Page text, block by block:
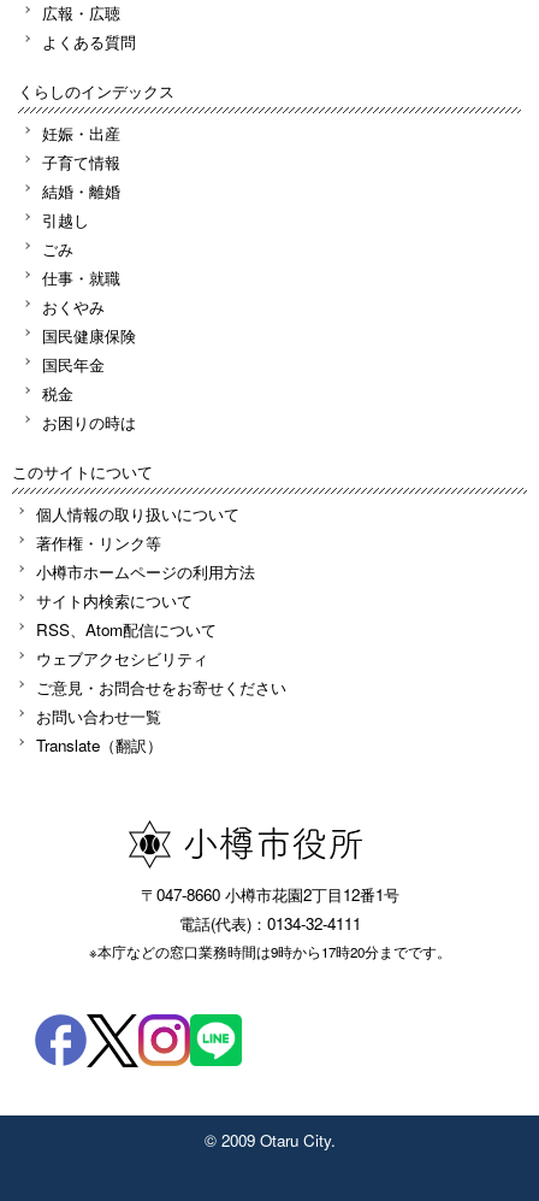
広報・広聴
よくある質問
くらしのインデックス
妊娠・出産
子育て情報
結婚・離婚
引越し
ごみ
仕事・就職
おくやみ
国民健康保険
国民年金
税金
お困りの時は
このサイトについて
個人情報の取り扱いについて
著作権・リンク等
小樽市ホームページの利用方法
サイト内検索について
RSS、Atom配信について
ウェブアクセシビリティ
ご意見・お問合せをお寄せください
お問い合わせ一覧
Translate（翻訳）
〒047-8660 小樽市花園2丁目12番1号
電話(代表)：0134-32-4111
※本庁などの窓口業務時間は9時から17時20分までです。
© 2009 Otaru City.